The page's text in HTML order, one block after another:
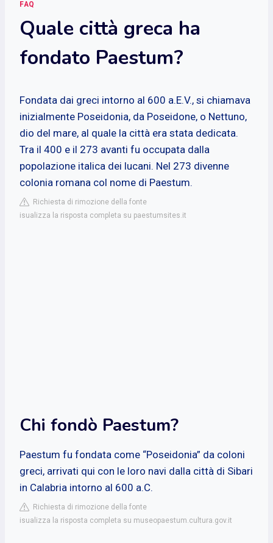
FAQ
Quale città greca ha
fondato Paestum?
Fondata dai greci intorno al 600 a.E.V., si chiamava
inizialmente Poseidonia, da Poseidone, o Nettuno,
dio del mare, al quale la città era stata dedicata.
Tra il 400 e il 273 avanti fu occupata dalla
popolazione italica dei lucani. Nel 273 divenne
colonia romana col nome di Paestum.
Richiesta di rimozione della fonte
isualizza la risposta completa su paestumsites.it
Chi fondò Paestum?
Paestum fu fondata come “Poseidonia” da coloni
greci, arrivati qui con le loro navi dalla città di Sibari
in Calabria intorno al 600 a.C.
Richiesta di rimozione della fonte
isualizza la risposta completa su museopaestum.cultura.gov.it